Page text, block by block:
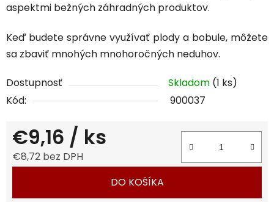
aspektmi bežných záhradných produktov.
Keď budete správne využívať plody a bobule, môžete
sa zbaviť mnohých mnohoročných neduhov.
Dostupnosť Skladom (1 ks)
Kód:
900037
€9,16 / ks
€8,72 bez DPH
DO KOŠÍKA